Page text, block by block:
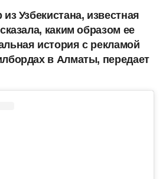
Узбекистана, известная
каким образом ее
история с рекламой
в Алматы, передает